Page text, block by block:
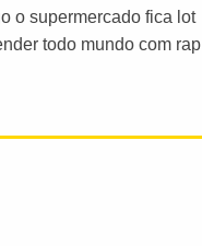
o supermercado fica lot
todo mundo com rap